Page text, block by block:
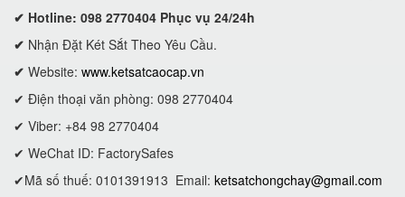
✔ Hotline: 098 2770404 Phục vụ 24/24h
✔ Nhận Đặt Két Sắt Theo Yêu Cầu.
✔ Website: www.ketsatcaocap.vn
✔ Điện thoại văn phòng: 098 2770404
✔ Viber: +84 98 2770404
✔ WeChat ID: FactorySafes
✔Mã số thuế: 0101391913 Email: ketsatchongchay@gmail.com